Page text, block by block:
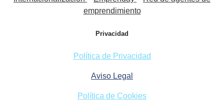
Canarias.